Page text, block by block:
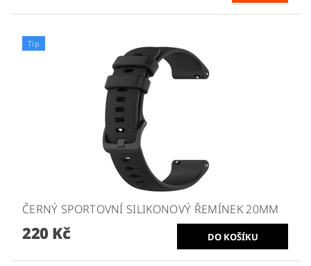
Tip
ČERNÝ SPORTOVNÍ SILIKONOVÝ ŘEMÍNEK 20MM
220 Kč